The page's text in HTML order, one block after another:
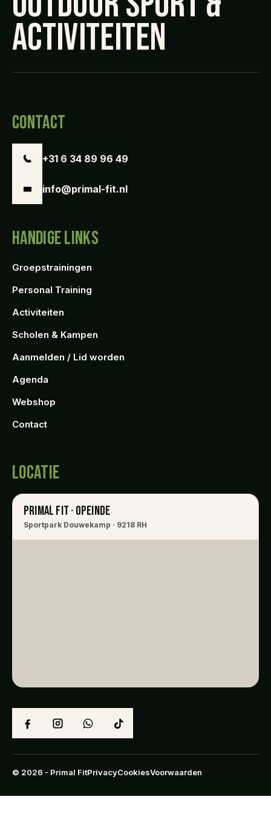
ACTIVITEITEN
CONTACT
+31 6 34 89 96 49
info@primal-fit.nl
HANDIGE LINKS
Groepstrainingen
Personal Training
Activiteiten
Scholen & Kampen
Aanmelden / Lid worden
Agenda
Webshop
Contact
LOCATIE
PRIMAL FIT · OPEINDE
Sportpark Douwekamp · 9218 RH
© 2026 - Primal FitPrivacyCookiesVoorwaarden